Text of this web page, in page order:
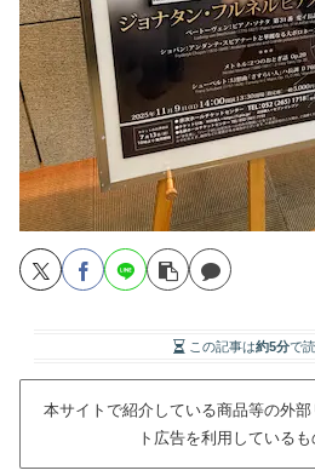
この記事は約5分で
本サイトで紹介している商品等の外
ト広告を利用している